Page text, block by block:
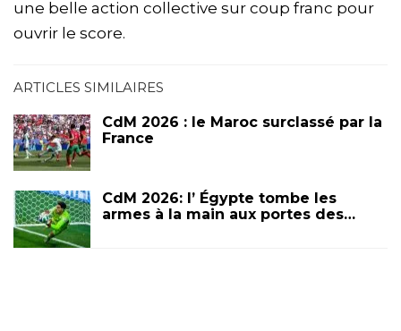
une belle action collective sur coup franc pour
ouvrir le score.
ARTICLES SIMILAIRES
CdM 2026 : le Maroc surclassé par la
France
CdM 2026: l’ Égypte tombe les
armes à la main aux portes des…